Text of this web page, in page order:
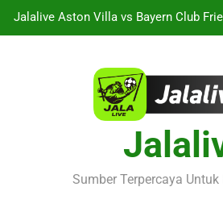
Duel
Live Streaming Monaco vs Getafe
KuPS vs U Craiova Liga Eropa
Saksikan Keseruan Singapura vs
Jalalive Aston Villa vs Bayern Club
Duel
Live Streaming Monaco vs Getafe
Sumber Terpercaya Untuk